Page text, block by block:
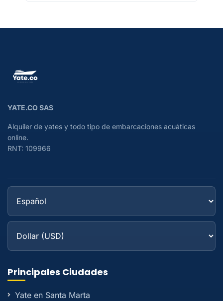
YATE.CO SAS
Alquiler de yates y todo tipo de embarcaciones acuáticas
online.
RNT: 109966
Principales Ciudades
Yate en Santa Marta